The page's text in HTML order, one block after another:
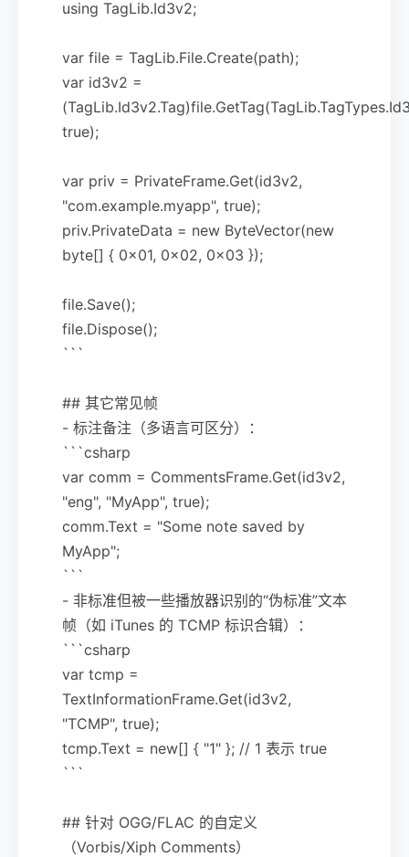
using TagLib.Id3v2;
var file = TagLib.File.Create(path);
var id3v2 =
true);
var priv = PrivateFrame.Get(id3v2,
"com.example.myapp", true);
priv.PrivateData = new ByteVector(new
byte[] { 0x01, 0x02, 0x03 });
file.Save();
file.Dispose();
```
## 其它常见帧
- 标注备注（多语言可区分）：
```csharp
var comm = CommentsFrame.Get(id3v2,
"eng", "MyApp", true);
comm.Text = "Some note saved by
MyApp";
```
- 非标准但被一些播放器识别的“伪标准”文本
帧（如 iTunes 的 TCMP 标识合辑）：
```csharp
var tcmp =
TextInformationFrame.Get(id3v2,
"TCMP", true);
tcmp.Text = new[] { "1" }; // 1 表示 true
```
## 针对 OGG/FLAC 的自定义
（Vorbis/Xiph Comments）